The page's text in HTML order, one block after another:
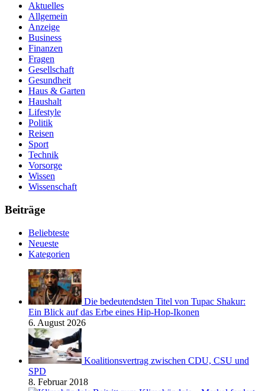
Aktuelles
Allgemein
Anzeige
Business
Finanzen
Fragen
Gesellschaft
Gesundheit
Haus & Garten
Haushalt
Lifestyle
Politik
Reisen
Sport
Technik
Vorsorge
Wissen
Wissenschaft
Beiträge
Beliebteste
Neueste
Kategorien
Die bedeutendsten Titel von Tupac Shakur:
Ein Blick auf das Erbe eines Hip-Hop-Ikonen
6. August 2026
Koalitionsvertrag zwischen CDU, CSU und
SPD
8. Februar 2018